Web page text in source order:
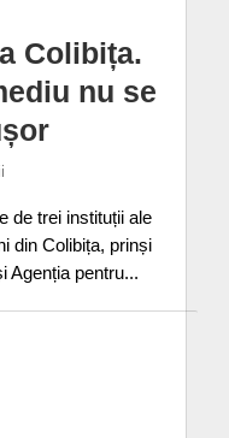
Colibița.
nu se
de trei instituții ale
din Colibița, prinși
Agenția pentru...